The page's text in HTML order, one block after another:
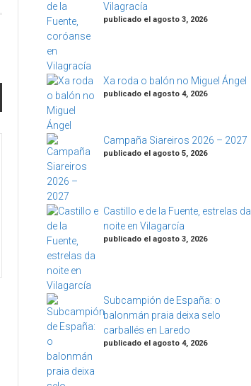
Vilagracía
publicado el agosto 3, 2026
Xa roda o balón no Miguel Ángel
publicado el agosto 4, 2026
Campaña Siareiros 2026 – 2027
publicado el agosto 5, 2026
Castillo e de la Fuente, estrelas da
noite en Vilagarcía
publicado el agosto 3, 2026
Subcampión de España: o
balonmán praia deixa selo
carballés en Laredo
publicado el agosto 4, 2026